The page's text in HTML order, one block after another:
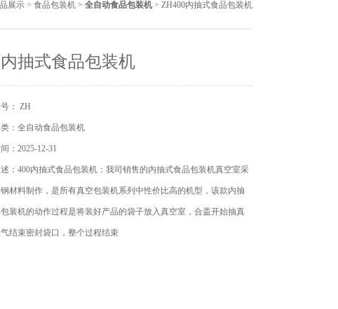
展示 > 食品包装机 > 全自动食品包装机 > ZH400内抽式食品包装机
抽式食品包装机
： ZH
：全自动食品包装机
：2025-12-31
：400内抽式食品包装机：我司销售的内抽式食品包装机​真空室采
材料制作，是所有真空包装机系列中性价比高的机型，该款内抽
装机的动作过程是将装好产品的袋子放入真空室，合盖开始抽真
结束密封袋口，整个过程结束